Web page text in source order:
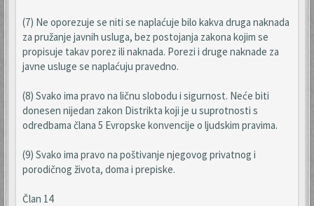
(7) Ne oporezuje se niti se naplaćuje bilo kakva druga naknada
za pružanje javnih usluga, bez postojanja zakona kojim se
propisuje takav porez ili naknada. Porezi i druge naknade za
javne usluge se naplaćuju pravedno.
(8) Svako ima pravo na ličnu slobodu i sigurnost. Neće biti
donesen nijedan zakon Distrikta koji je u suprotnosti s
odredbama člana 5 Evropske konvencije o ljudskim pravima.
(9) Svako ima pravo na poštivanje njegovog privatnog i
porodičnog života, doma i prepiske.
Član 14